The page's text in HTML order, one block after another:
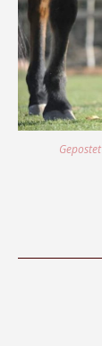
Gepostet